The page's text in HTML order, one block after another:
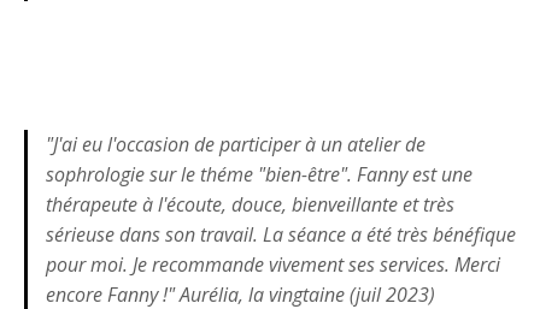
"J'ai eu l'occasion de participer à un atelier de
sophrologie sur le théme "bien-être". Fanny est une
thérapeute à l'écoute, douce, bienveillante et très
sérieuse dans son travail. La séance a été très bénéfique
pour moi. Je recommande vivement ses services. Merci
encore Fanny !" Aurélia, la vingtaine (juil 2023)